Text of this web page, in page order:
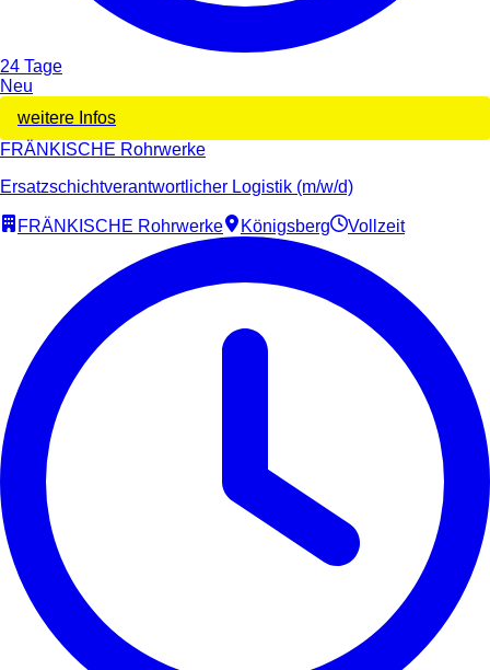
24 Tage
Neu
weitere Infos
FRÄNKISCHE Rohrwerke
Ersatzschichtverantwortlicher Logistik (m/w/d)
FRÄNKISCHE Rohrwerke Königsberg Vollzeit